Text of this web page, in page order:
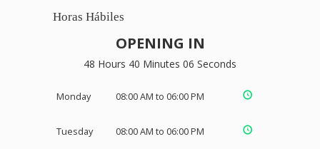
Horas Hábiles
OPENING IN
48 Hours 40 Minutes 05 Seconds
Monday 08:00 AM to 06:00 PM
Tuesday 08:00 AM to 06:00 PM